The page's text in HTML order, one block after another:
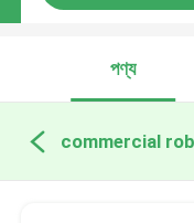
পণ্য
commercial